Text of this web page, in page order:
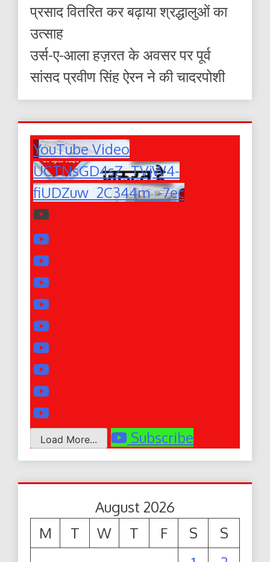
प्रसाद वितरित कर बढ़ाया श्रद्धालुओं का
उत्साह
उर्स-ए-आला हज़रत के अवसर पर पूर्व
सांसद प्रवीण सिंह ऐरन ने की चादरपोशी
YouTube Video
UCTNsGD4sZ_TVjW4-
fiUDZuw_2C344m_-7ec
Load More... Subscribe
August 2026
M
T W T F S
S